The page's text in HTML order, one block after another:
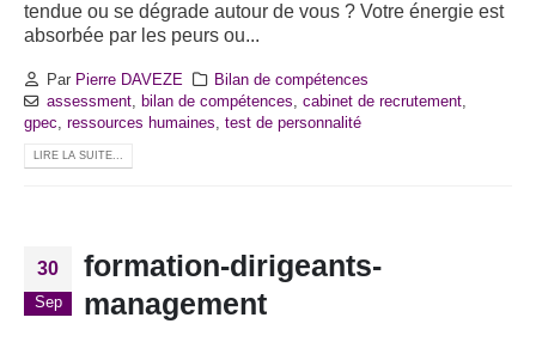
tendue ou se dégrade autour de vous ? Votre énergie est
absorbée par les peurs ou...
Par Pierre DAVEZE
Bilan de compétences
assessment, bilan de compétences, cabinet de recrutement,
gpec, ressources humaines, test de personnalité
LIRE LA SUITE...
30
Sep
formation-dirigeants-
management